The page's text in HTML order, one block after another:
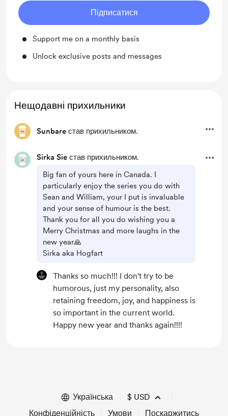
Підписатися
Support me on a monthly basis
Unlock exclusive posts and messages
Нещодавні прихильники
Sunbare став прихильником.
Sirka Sie став прихильником.
Big fan of yours here in Canada. I
particularly enjoy the series you do with
Sean and William, your I put is invaluable
and your sense of humour is the best.
Thank you for all you do wishing you a
Merry Christmas and more laughs in the
new year🙏
Sirka aka Hogfart
Thanks so much!!! I don't try to be
humorous, just my personality, also
retaining freedom, joy, and happiness is
so important in the current world.
Happy new year and thanks again!!!!
Українська $ USD
Конфіденційність
Умови Поскаржитись